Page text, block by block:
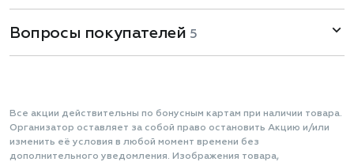
Вопросы покупателей 5
Все акции действительны по бонусным картам при наличии товара.
Организатор оставляет за собой право остановить Акцию и/или
изменить её условия в любой момент времени без
дополнительного уведомления. Изображения товара,